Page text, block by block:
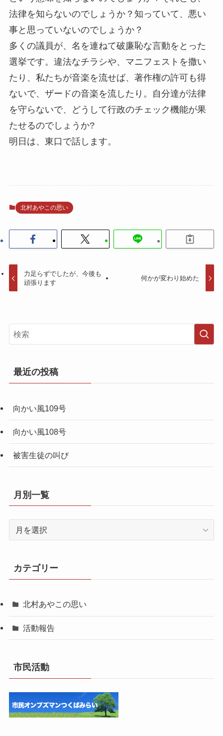
法律を知らないのでしょうか？知っていて、悪い
事と思っていないのでしょうか？
多くの議員が、名を連ねて破廉恥な言動をとった
選挙です。違法なチラシや、マニフェストを撒い
たり、私たちが音楽を流せば、著作権の許可も得
ないで、ザードの音楽を流したり。自分達が法律
を守らないで、どうして行政のチェック機能が果
たせるのでしょうか?
明日は、東口で話します。
北村あやこの思い
力足らずでしたが、今後も
頑張ります
何かが変わり始めた
最近の投稿
向かい風109号
向かい風108号
被害生徒の叫び
月別一覧
カテゴリー
北村あやこの思い
活動報告
市民活動